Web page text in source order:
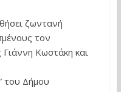
ζωντανή
τον
Κωστάκη και
του Δήμου